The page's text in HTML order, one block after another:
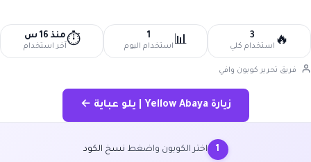
🔥
3
استخدام كلي 📊
1
استخدام اليوم ⏱️منذ 16 س
آخر استخدام
فريق تحرير كوبون وافي
زيارة Yellow Abaya | يلو عباية ←
1 اختر الكوبون واضغط نسخ الكود